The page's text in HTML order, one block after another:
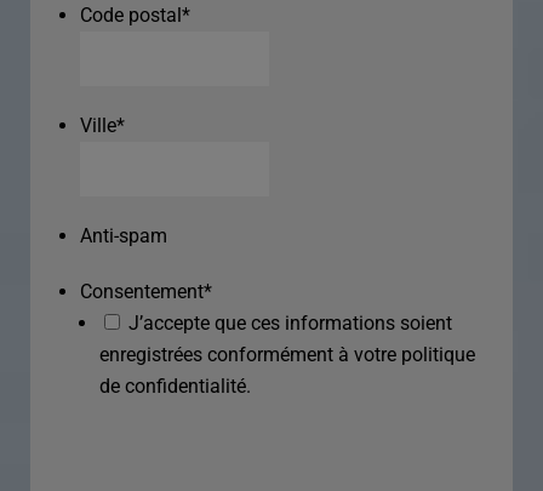
Code postal*
Ville*
Anti-spam
Consentement*
J’accepte que ces informations soient
enregistrées conformément à votre politique
de confidentialité.